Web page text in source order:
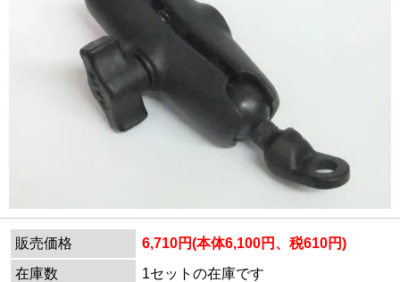
販売価格
6,710円(本体6,100円、税610円)
在庫数
1セットの在庫です